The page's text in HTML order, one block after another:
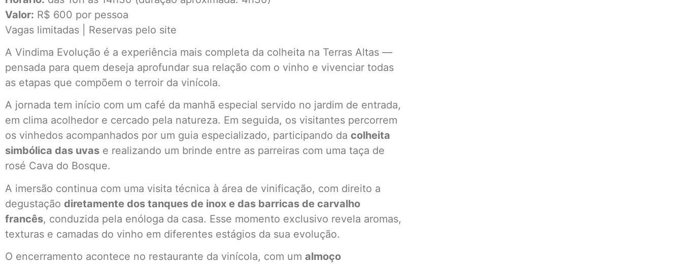
Valor: R$ 600 por pessoa
Vagas limitadas | Reservas pelo site
A Vindima Evolução é a experiência mais completa da colheita na Terras Altas —
pensada para quem deseja aprofundar sua relação com o vinho e vivenciar todas
as etapas que compõem o terroir da vinícola.
A jornada tem início com um café da manhã especial servido no jardim de entrada,
em clima acolhedor e cercado pela natureza. Em seguida, os visitantes percorrem
os vinhedos acompanhados por um guia especializado, participando da colheita
simbólica das uvas e realizando um brinde entre as parreiras com uma taça de
rosé Cava do Bosque.
A imersão continua com uma visita técnica à área de vinificação, com direito a
degustação diretamente dos tanques de inox e das barricas de carvalho
francês, conduzida pela enóloga da casa. Esse momento exclusivo revela aromas,
texturas e camadas do vinho em diferentes estágios da sua evolução.
O encerramento acontece no restaurante da vinícola, com um almoço